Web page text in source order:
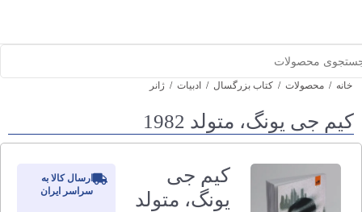
خانه / محصولات / کتاب بزرگسال / ادبیات / ژانر
کیم جی یونگ، متولد 1982
کیم جی
یونگ، متولد
ارسال کالا به
سراسر ایران